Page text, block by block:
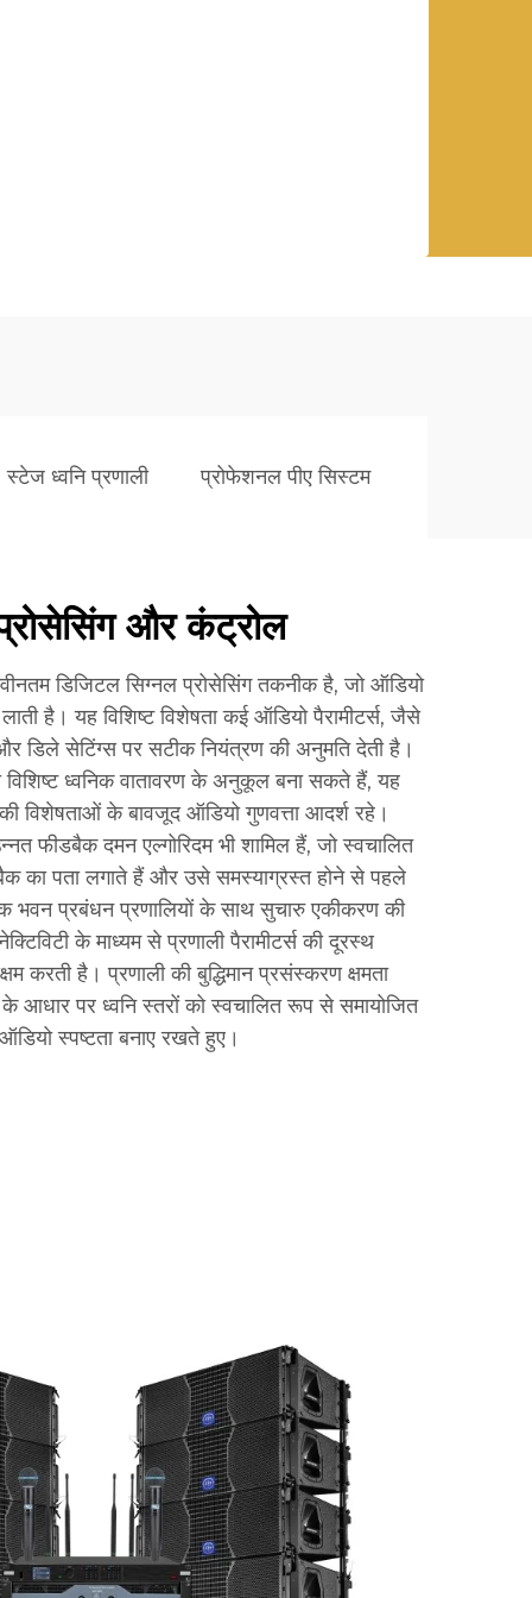
स्टेज ध्वनि प्रणाली प्रोफेशनल पीए सिस्टम
और कंट्रोल
डिजिटल सिग्नल प्रोसेसिंग तकनीक है, जो ऑडियो
है। यह विशिष्ट विशेषता कई ऑडियो पैरामीटर्स, जैसे
डिले सेटिंग्स पर सटीक नियंत्रण की अनुमति देती है।
विशिष्ट ध्वनिक वातावरण के अनुकूल बना सकते हैं, यह
विशेषताओं के बावजूद ऑडियो गुणवत्ता आदर्श रहे।
फीडबैक दमन एल्गोरिदम भी शामिल हैं, जो स्वचालित
का पता लगाते हैं और उसे समस्याग्रस्त होने से पहले
भवन प्रबंधन प्रणालियों के साथ सुचारु एकीकरण की
के माध्यम से प्रणाली पैरामीटर्स की दूरस्थ
करती है। प्रणाली की बुद्धिमान प्रसंस्करण क्षमता
के आधार पर ध्वनि स्तरों को स्वचालित रूप से समायोजित
स्पष्टता बनाए रखते हुए।